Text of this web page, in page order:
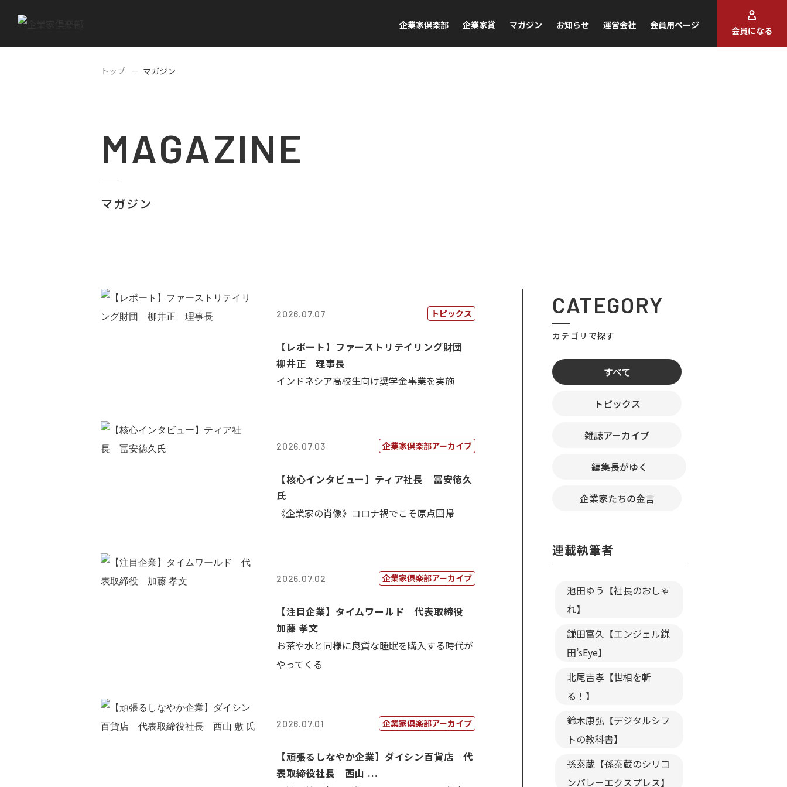
企業家倶楽部 企業家賞 マガジン お知らせ 運営会社 会員用ページ
会員になる
トップ マガジン
MAGAZINE
マガジン
2026.07.07 トピックス
【レポート】ファーストリテイリング財団
柳井正 理事長
インドネシア高校生向け奨学金事業を実施
2026.07.03 企業家倶楽部アーカイブ
【核心インタビュー】ティア社長 冨安徳久
氏
《企業家の肖像》コロナ禍でこそ原点回帰
2026.07.02 企業家倶楽部アーカイブ
【注目企業】タイムワールド 代表取締役
加藤 孝文
お茶や水と同様に良質な睡眠を購入する時代が
やってくる
2026.07.01 企業家倶楽部アーカイブ
【頑張るしなやか企業】ダイシン百貨店 代
表取締役社長 西山 ...
CATEGORY
カテゴリで探す
すべて
トピックス
雑誌アーカイブ
編集長がゆく
企業家たちの金言
連載執筆者
池田ゆう【社長のおしゃ
れ】
鎌田富久【エンジェル鎌
田’sEye】
北尾吉孝【世相を斬
る！】
鈴木康弘【デジタルシフ
トの教科書】
孫泰蔵【孫泰蔵のシリコ
ンバレーエクスプレス】